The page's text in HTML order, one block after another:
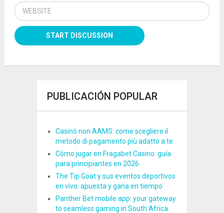
PUBLICACIÓN POPULAR
Casinò non AAMS: come scegliere il
metodo di pagamento più adatto a te
Cómo jugar en Fragabet Casino: guía
para principiantes en 2026
The Tip Goat y sus eventos deportivos
en vivo: apuesta y gana en tiempo
Panther Bet mobile app: your gateway
to seamless gaming in South Africa